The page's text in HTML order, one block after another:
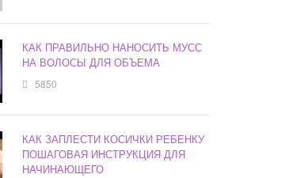
КАК ПРАВИЛЬНО НАНОСИТЬ МУСС
НА ВОЛОСЫ ДЛЯ ОБЪЕМА
5850
КАК ЗАПЛЕСТИ КОСИЧКИ РЕБЕНКУ
ПОШАГОВАЯ ИНСТРУКЦИЯ ДЛЯ
НАЧИНАЮЩЕГО